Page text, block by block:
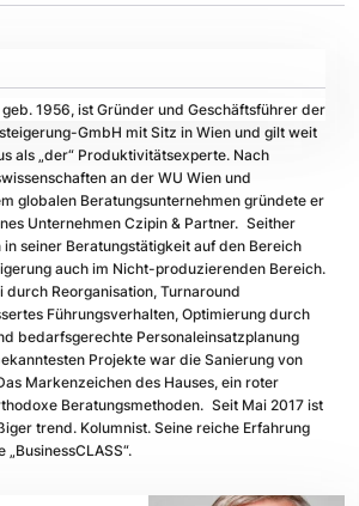
geb. 1956, ist Gründer und Geschäftsführer der
GmbH mit Sitz in Wien und gilt weit
als „der“ Produktivitätsexperte. Nach
an der WU Wien und
globalen Beratungsunternehmen gründete er
Unternehmen Czipin & Partner. Seither
seiner Beratungstätigkeit auf den Bereich
auch im Nicht-produzierenden Bereich.
durch Reorganisation, Turnaround
Führungsverhalten, Optimierung durch
bedarfsgerechte Personaleinsatzplanung
Projekte war die Sanierung von
Markenzeichen des Hauses, ein roter
Beratungsmethoden. Seit Mai 2017 ist
trend. Kolumnist. Seine reiche Erfahrung
BusinessCLASS“.